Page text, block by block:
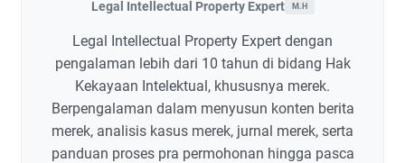
Legal Intellectual Property Expert M.H
Legal Intellectual Property Expert dengan
pengalaman lebih dari 10 tahun di bidang Hak
Kekayaan Intelektual, khususnya merek.
Berpengalaman dalam menyusun konten berita
merek, analisis kasus merek, jurnal merek, serta
panduan proses pra permohonan hingga pasca